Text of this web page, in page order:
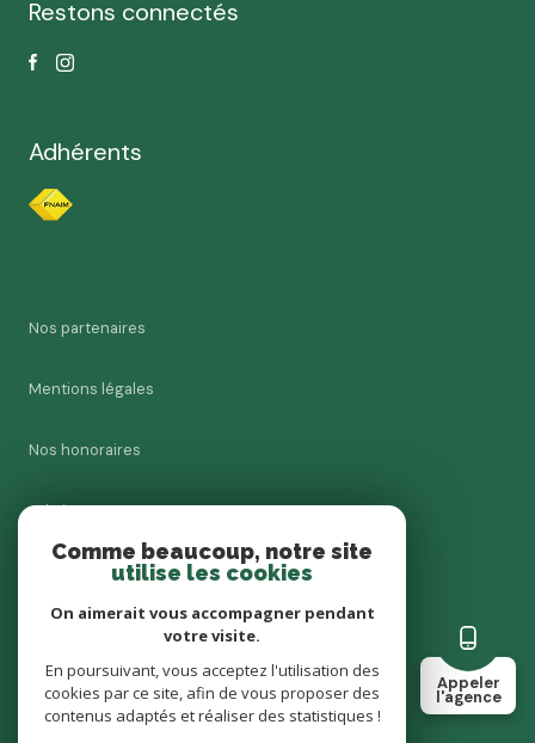
Appeler
l'agence
Restons connectés
Adhérents
Nos partenaires
Mentions légales
Nos honoraires
Admin
Charte RGPD
Cookies
Comme beaucoup, notre site
utilise les cookies
On aimerait vous accompagner pendant
votre visite.
En poursuivant, vous acceptez l'utilisation des
cookies par ce site, afin de vous proposer des
contenus adaptés et réaliser des statistiques !